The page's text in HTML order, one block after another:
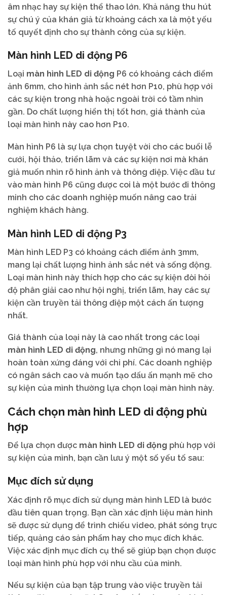
âm nhạc hay sự kiện thể thao lớn. Khả năng thu hút
sự chú ý của khán giả từ khoảng cách xa là một yếu
tố quyết định cho sự thành công của sự kiện.
Màn hình LED di động P6
Loại màn hình LED di động P6 có khoảng cách điểm
ảnh 6mm, cho hình ảnh sắc nét hơn P10, phù hợp với
các sự kiện trong nhà hoặc ngoài trời có tầm nhìn
gần. Do chất lượng hiển thị tốt hơn, giá thành của
loại màn hình này cao hơn P10.
Màn hình P6 là sự lựa chọn tuyệt vời cho các buổi lễ
cưới, hội thảo, triển lãm và các sự kiện nơi mà khán
giả muốn nhìn rõ hình ảnh và thông điệp. Việc đầu tư
vào màn hình P6 cũng được coi là một bước đi thông
minh cho các doanh nghiệp muốn nâng cao trải
nghiệm khách hàng.
Màn hình LED di động P3
Màn hình LED P3 có khoảng cách điểm ảnh 3mm,
mang lại chất lượng hình ảnh sắc nét và sống động.
Loại màn hình này thích hợp cho các sự kiện đòi hỏi
độ phân giải cao như hội nghị, triển lãm, hay các sự
kiện cần truyền tải thông điệp một cách ấn tượng
nhất.
Giá thành của loại này là cao nhất trong các loại
màn hình LED di động, nhưng những gì nó mang lại
hoàn toàn xứng đáng với chi phí. Các doanh nghiệp
có ngân sách cao và muốn tạo dấu ấn mạnh mẽ cho
sự kiện của mình thường lựa chọn loại màn hình này.
Cách chọn màn hình LED di động phù
hợp
Để lựa chọn được màn hình LED di động phù hợp với
sự kiện của mình, bạn cần lưu ý một số yếu tố sau:
Mục đích sử dụng
Xác định rõ mục đích sử dụng màn hình LED là bước
đầu tiên quan trọng. Bạn cần xác định liệu màn hình
sẽ được sử dụng để trình chiếu video, phát sóng trực
tiếp, quảng cáo sản phẩm hay cho mục đích khác.
Việc xác định mục đích cụ thể sẽ giúp bạn chọn được
loại màn hình phù hợp với nhu cầu của mình.
Nếu sự kiện của bạn tập trung vào việc truyền tải